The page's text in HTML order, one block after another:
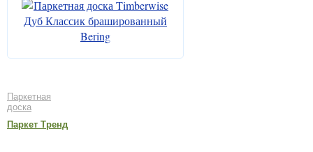
Паркетная
доска
Паркет Тренд